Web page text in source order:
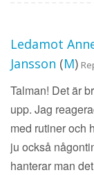
Ledamot
Jansson (M)
Talman! Det är
upp. Jag
med rutiner och
ju också
hanterar man